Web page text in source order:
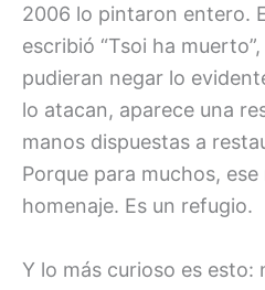
2006 lo pintaron entero.
escribió “Tsoi ha
pudieran negar lo
lo atacan, aparece una
manos dispuestas a
Porque para muchos,
homenaje. Es un refugio.
Y lo más curioso es esto: